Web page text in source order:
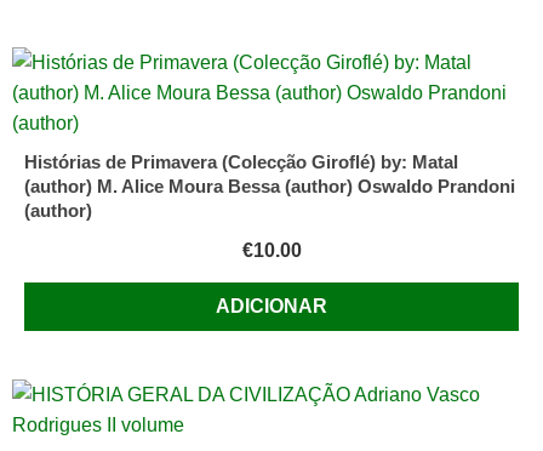
Histórias de Primavera (Colecção Giroflé) by: Matal
(author) M. Alice Moura Bessa (author) Oswaldo Prandoni
(author)
€10.00
ADICIONAR